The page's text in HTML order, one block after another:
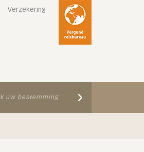
Verzekering